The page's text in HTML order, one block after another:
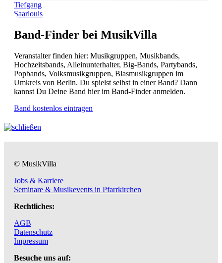
Tiefgang
Saarlouis
Band-Finder bei MusikVilla
Veranstalter finden hier: Musikgruppen, Musikbands,
Hochzeitsbands, Alleinunterhalter, Big-Bands, Partybands,
Popbands, Volksmusikgruppen, Blasmusikgruppen im
Umkreis von Berlin. Du spielst selbst in einer Band? Dann
kannst Du Deine Band hier im Band-Finder anmelden.
Band kostenlos eintragen
© MusikVilla
Jobs & Karriere
Seminare & Musikevents in Pfarrkirchen
Rechtliches:
AGB
Datenschutz
Impressum
Besuche uns auf: